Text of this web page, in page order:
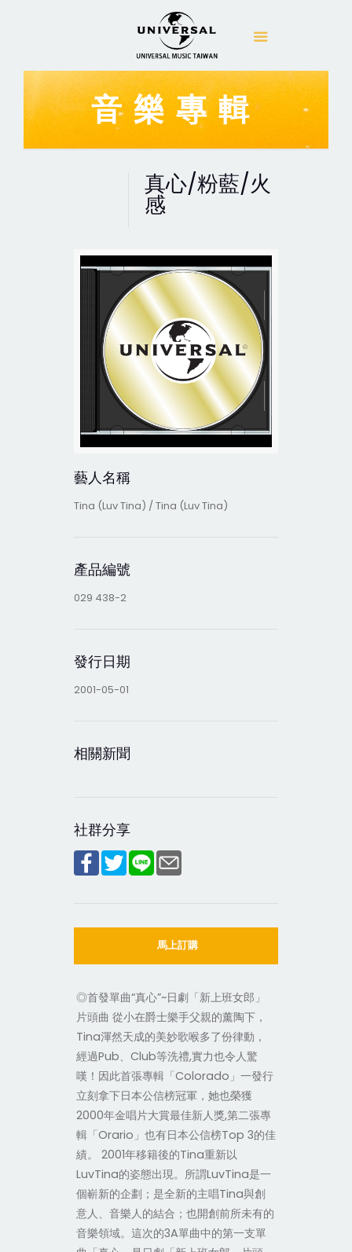
音樂專輯
真心/粉藍/火
感
藝人名稱
Tina (Luv Tina) / Tina (Luv Tina)
產品編號
029 438-2
發行日期
2001-05-01
相關新聞
社群分享
馬上訂購
◎首發單曲“真心”~日劇「新上班女郎」
片頭曲 從小在爵士樂手父親的薰陶下，
Tina渾然天成的美妙歌喉多了份律動，
經過Pub、Club等洗禮,實力也令人驚
嘆！因此首張專輯「Colorado」一發行
立刻拿下日本公信榜冠軍，她也榮獲
2000年金唱片大賞最佳新人獎,第二張專
輯「Orario」也有日本公信榜Top 3的佳
績。 2001年移籍後的Tina重新以
LuvTina的姿態出現。所謂LuvTina是一
個嶄新的企劃；是全新的主唱Tina與創
意人、音樂人的結合；也開創前所未有的
音樂領域。這次的3A單曲中的第一支單